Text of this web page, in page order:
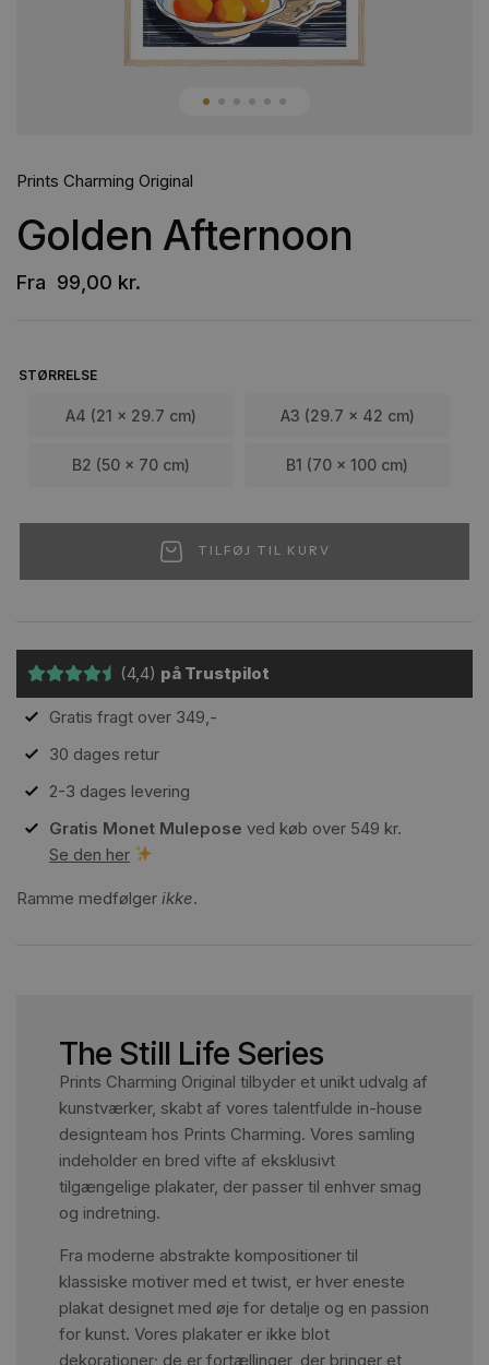
Prints Charming Original
Golden Afternoon
Fra 99,00 kr.
STØRRELSE
A4 (21 x 29.7 cm) A3 (29.7 x 42 cm)
B2 (50 x 70 cm) B1 (70 x 100 cm)
TILFØJ TIL KURV
(4,4) på Trustpilot
Gratis fragt over 349,-
30 dages retur
2-3 dages levering
Gratis Monet Mulepose ved køb over 549 kr.
Se den her
Ramme medfølger ikke.
The Still Life Series
Prints Charming Original tilbyder et unikt udvalg af
kunstværker, skabt af vores talentfulde in-house
designteam hos Prints Charming. Vores samling
indeholder en bred vifte af eksklusivt
tilgængelige plakater, der passer til enhver smag
og indretning.
Fra moderne abstrakte kompositioner til
klassiske motiver med et twist, er hver eneste
plakat designet med øje for detalje og en passion
for kunst. Vores plakater er ikke blot
dekorationer; de er fortællinger, der bringer et